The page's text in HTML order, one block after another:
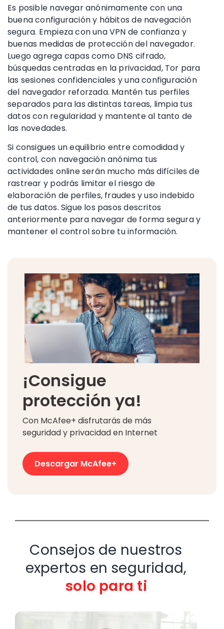
Es posible navegar anónimamente con una
buena configuración y hábitos de navegación
segura. Empieza con una VPN de confianza y
buenas medidas de protección del navegador.
Luego agrega capas como DNS cifrado,
búsquedas centradas en la privacidad, Tor para
las sesiones confidenciales y una configuración
del navegador reforzada. Mantén tus perfiles
separados para las distintas tareas, limpia tus
datos con regularidad y mantente al tanto de
las novedades.
Si consigues un equilibrio entre comodidad y
control, con navegación anónima tus
actividades online serán mucho más difíciles de
rastrear y podrás limitar el riesgo de
elaboración de perfiles, fraudes y uso indebido
de tus datos. Sigue los pasos descritos
anteriormente para navegar de forma segura y
mantener el control sobre tu información.
¡Consigue
protección ya!
Con McAfee+ disfrutarás de más
seguridad y privacidad en Internet
Descargar McAfee+
Consejos de nuestros
expertos en seguridad,
solo para ti